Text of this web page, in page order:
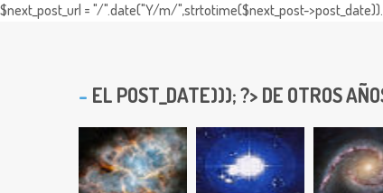
$next_post_url = "/".date("Y/m/",strtotime($next_post-
EL POST_DATE))); ?> DE OTROS